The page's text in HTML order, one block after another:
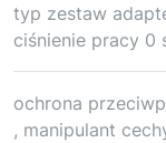
typ zestaw
ciśnienie pracy 0
ochrona
, manipulant